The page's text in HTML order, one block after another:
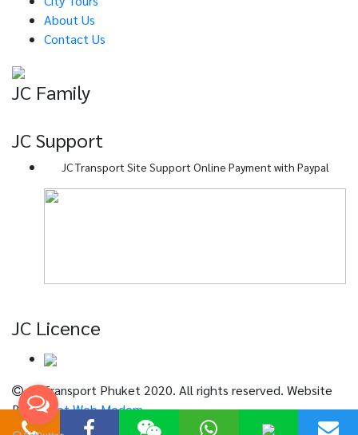
About Us
Contact Us
JC Family
JC Support
JC Transport Site Support Online Payment with Paypal
JC Licence
JC Transport Phuket 2020. All rights reserved. Website
ByPhuket Web Modern